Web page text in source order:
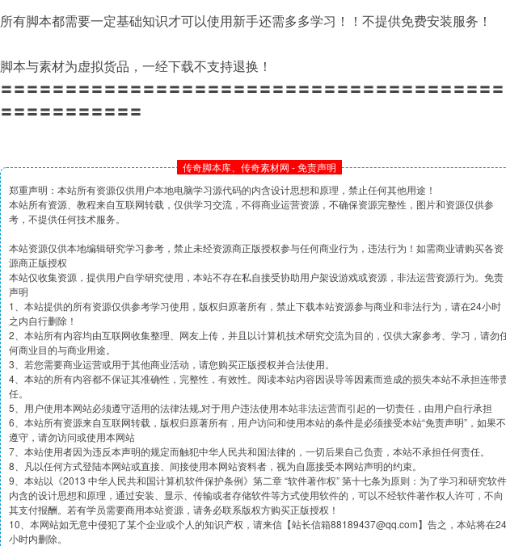
所有脚本都需要一定基础知识才可以使用新手还需多多学习！！不提供免费安装服务！
脚本与素材为虚拟货品，一经下载不支持退换！
〓〓〓〓〓〓〓〓〓〓〓〓〓〓〓〓〓〓〓〓〓〓〓〓〓〓〓〓〓〓〓〓〓〓〓〓〓〓
〓〓〓〓〓〓〓〓〓〓〓
传奇脚本库、传奇素材网 - 免责声明
郑重声明：本站所有资源仅供用户本地电脑学习源代码的内含设计思想和原理，禁止任何其他用途！
本站所有资源、教程来自互联网转载，仅供学习交流，不得商业运营资源，不确保资源完整性，图片和资源仅供参
考，不提供任何技术服务。
本站资源仅供本地编辑研究学习参考，禁止未经资源商正版授权参与任何商业行为，违法行为！如需商业请购买各资
源商正版授权
本站仅收集资源，提供用户自学研究使用，本站不存在私自接受协助用户架设游戏或资源，非法运营资源行为。免责
声明
1、本站提供的所有资源仅供参考学习使用，版权归原著所有，禁止下载本站资源参与商业和非法行为，请在24小时
之内自行删除！
2、本站所有内容均由互联网收集整理、网友上传，并且以计算机技术研究交流为目的，仅供大家参考、学习，请勿
何商业目的与商业用途。
3、若您需要商业运营或用于其他商业活动，请您购买正版授权并合法使用。
4、本站的所有内容都不保证其准确性，完整性，有效性。阅读本站内容因误导等因素而造成的损失本站不承担连带
任。
5、用户使用本网站必须遵守适用的法律法规,对于用户违法使用本站非法运营而引起的一切责任，由用户自行承担
6、本站所有资源来自互联网转载，版权归原著所有，用户访问和使用本站的条件是必须接受本站“免责声明”，如果不
遵守，请勿访问或使用本网站
7、本站使用者因为违反本声明的规定而触犯中华人民共和国法律的，一切后果自己负责，本站不承担任何责任。
8、凡以任何方式登陆本网站或直接、间接使用本网站资料者，视为自愿接受本网站声明的约束。
9、本站以《2013 中华人民共和国计算机软件保护条例》第二章 “软件著作权” 第十七条为原则：为了学习和研究软件
内含的设计思想和原理，通过安装、显示、传输或者存储软件等方式使用软件的，可以不经软件著作权人许可，不向
其支付报酬。若有学员需要商用本站资源，请务必联系版权方购买正版授权！
10、本网站如无意中侵犯了某个企业或个人的知识产权，请来信【站长信箱88189437@qq.com】告之，本站将在24
小时内删除。